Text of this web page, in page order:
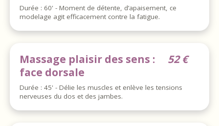
Durée : 60' - Moment de détente, d’apaisement, ce
modelage agit efficacement contre la fatigue.
Massage plaisir des sens :
face dorsale
52 €
Durée : 45' - Délie les muscles et enlève les tensions
nerveuses du dos et des jambes.